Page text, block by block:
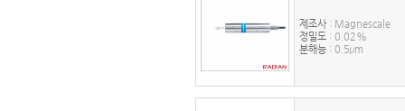
제조사 : Magnescale
정밀도 : 0.02%
분해능 : 0.5μm